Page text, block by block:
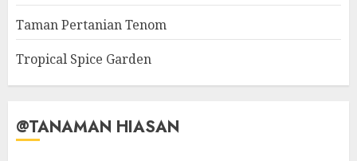
Taman Pertanian Tenom
Tropical Spice Garden
@TANAMAN HIASAN